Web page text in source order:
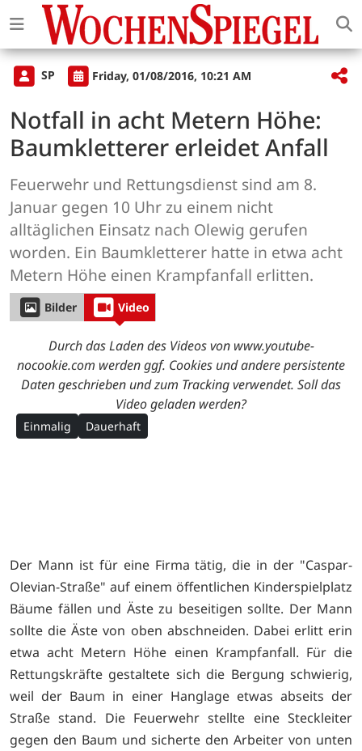
SP Friday, 01/08/2016, 10:21 AM
Notfall in acht Metern Höhe:
Baumkletterer erleidet Anfall
Feuerwehr und Rettungsdienst sind am 8.
Januar gegen 10 Uhr zu einem nicht
alltäglichen Einsatz nach Olewig gerufen
worden. Ein Baumkletterer hatte in etwa acht
Metern Höhe einen Krampfanfall erlitten.
Bilder Video
Durch das Laden des Videos von www.youtube-
nocookie.com werden ggf. Cookies und andere persistente
Daten geschrieben und zum Tracking verwendet. Soll das
Video geladen werden?
Einmalig Dauerhaft
Der Mann ist für eine Firma tätig, die in der "Caspar-
Olevian-Straße" auf einem öffentlichen Kinderspielplatz
Bäume fällen und Äste zu beseitigen sollte. Der Mann
sollte die Äste von oben abschneiden. Dabei erlitt erin
etwa acht Metern Höhe einen Krampfanfall. Für die
Rettungskräfte gestaltete sich die Bergung schwierig,
weil der Baum in einer Hanglage etwas abseits der
Straße stand. Die Feuerwehr stellte eine Steckleiter
gegen den Baum und sicherte den Arbeiter von unten